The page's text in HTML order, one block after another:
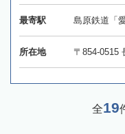
最寄駅 島原鉄道「
所在地 〒854-0515
全19